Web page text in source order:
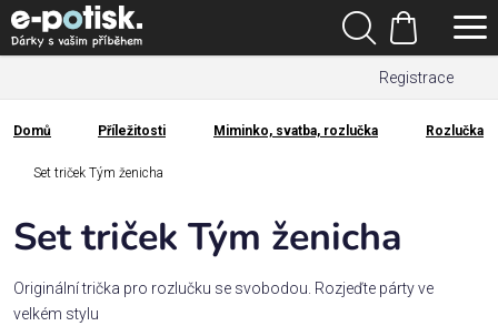
Přejít
na
obsah
Registrace
Hledat
Nákupní
košík
Kategorie
Dárek
Domů
Domů Příležitosti Miminko, svatba, rozlučka Rozlučka
Set triček Tým ženicha
Set triček Tým ženicha
Originální trička pro rozlučku se svobodou. Rozjeďte párty ve
velkém stylu